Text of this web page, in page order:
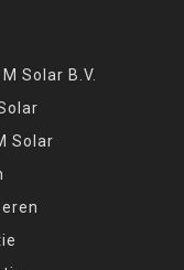
Solar B.V.
Solar